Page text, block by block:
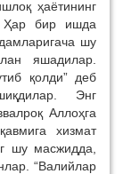
ҳаётининг
Ҳар бир ишда
шу
яшадилар.
қолди” деб
Энг
Аллоҳга
хизмат
шу масжидда,
“Валийлар